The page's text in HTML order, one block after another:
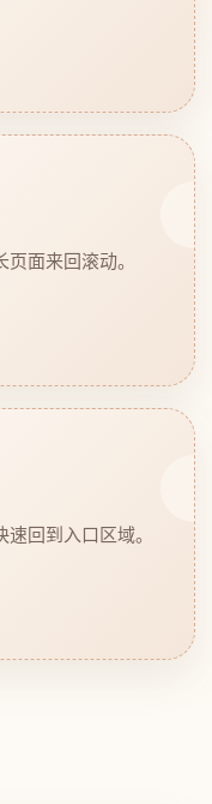
面来回滚动。
回到入口区域。